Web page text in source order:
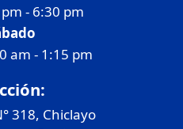
- 6:30 pm
am - 1:15 pm
318, Chiclayo